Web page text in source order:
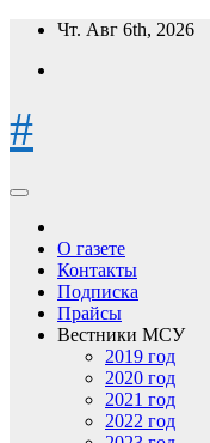
Перейти
содержимому
Чт. Авг 6th, 2026
#
О газете
Контакты
Подписка
Прайсы
Вестники МСУ
2019 год
2020 год
2021 год
2022 год